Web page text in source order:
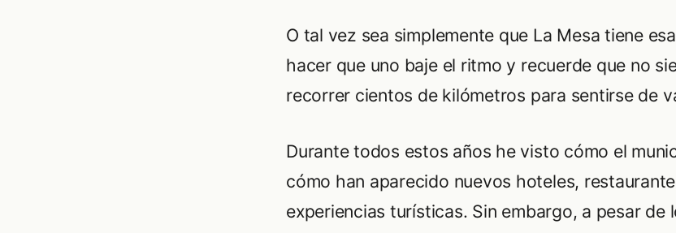
O tal vez sea simplemente que La Mesa tiene
hacer que uno baje el ritmo y recuerde que no
recorrer cientos de kilómetros para sentirse de
Durante todos estos años he visto cómo el
cómo han aparecido nuevos hoteles,
experiencias turísticas. Sin embargo, a pesar de